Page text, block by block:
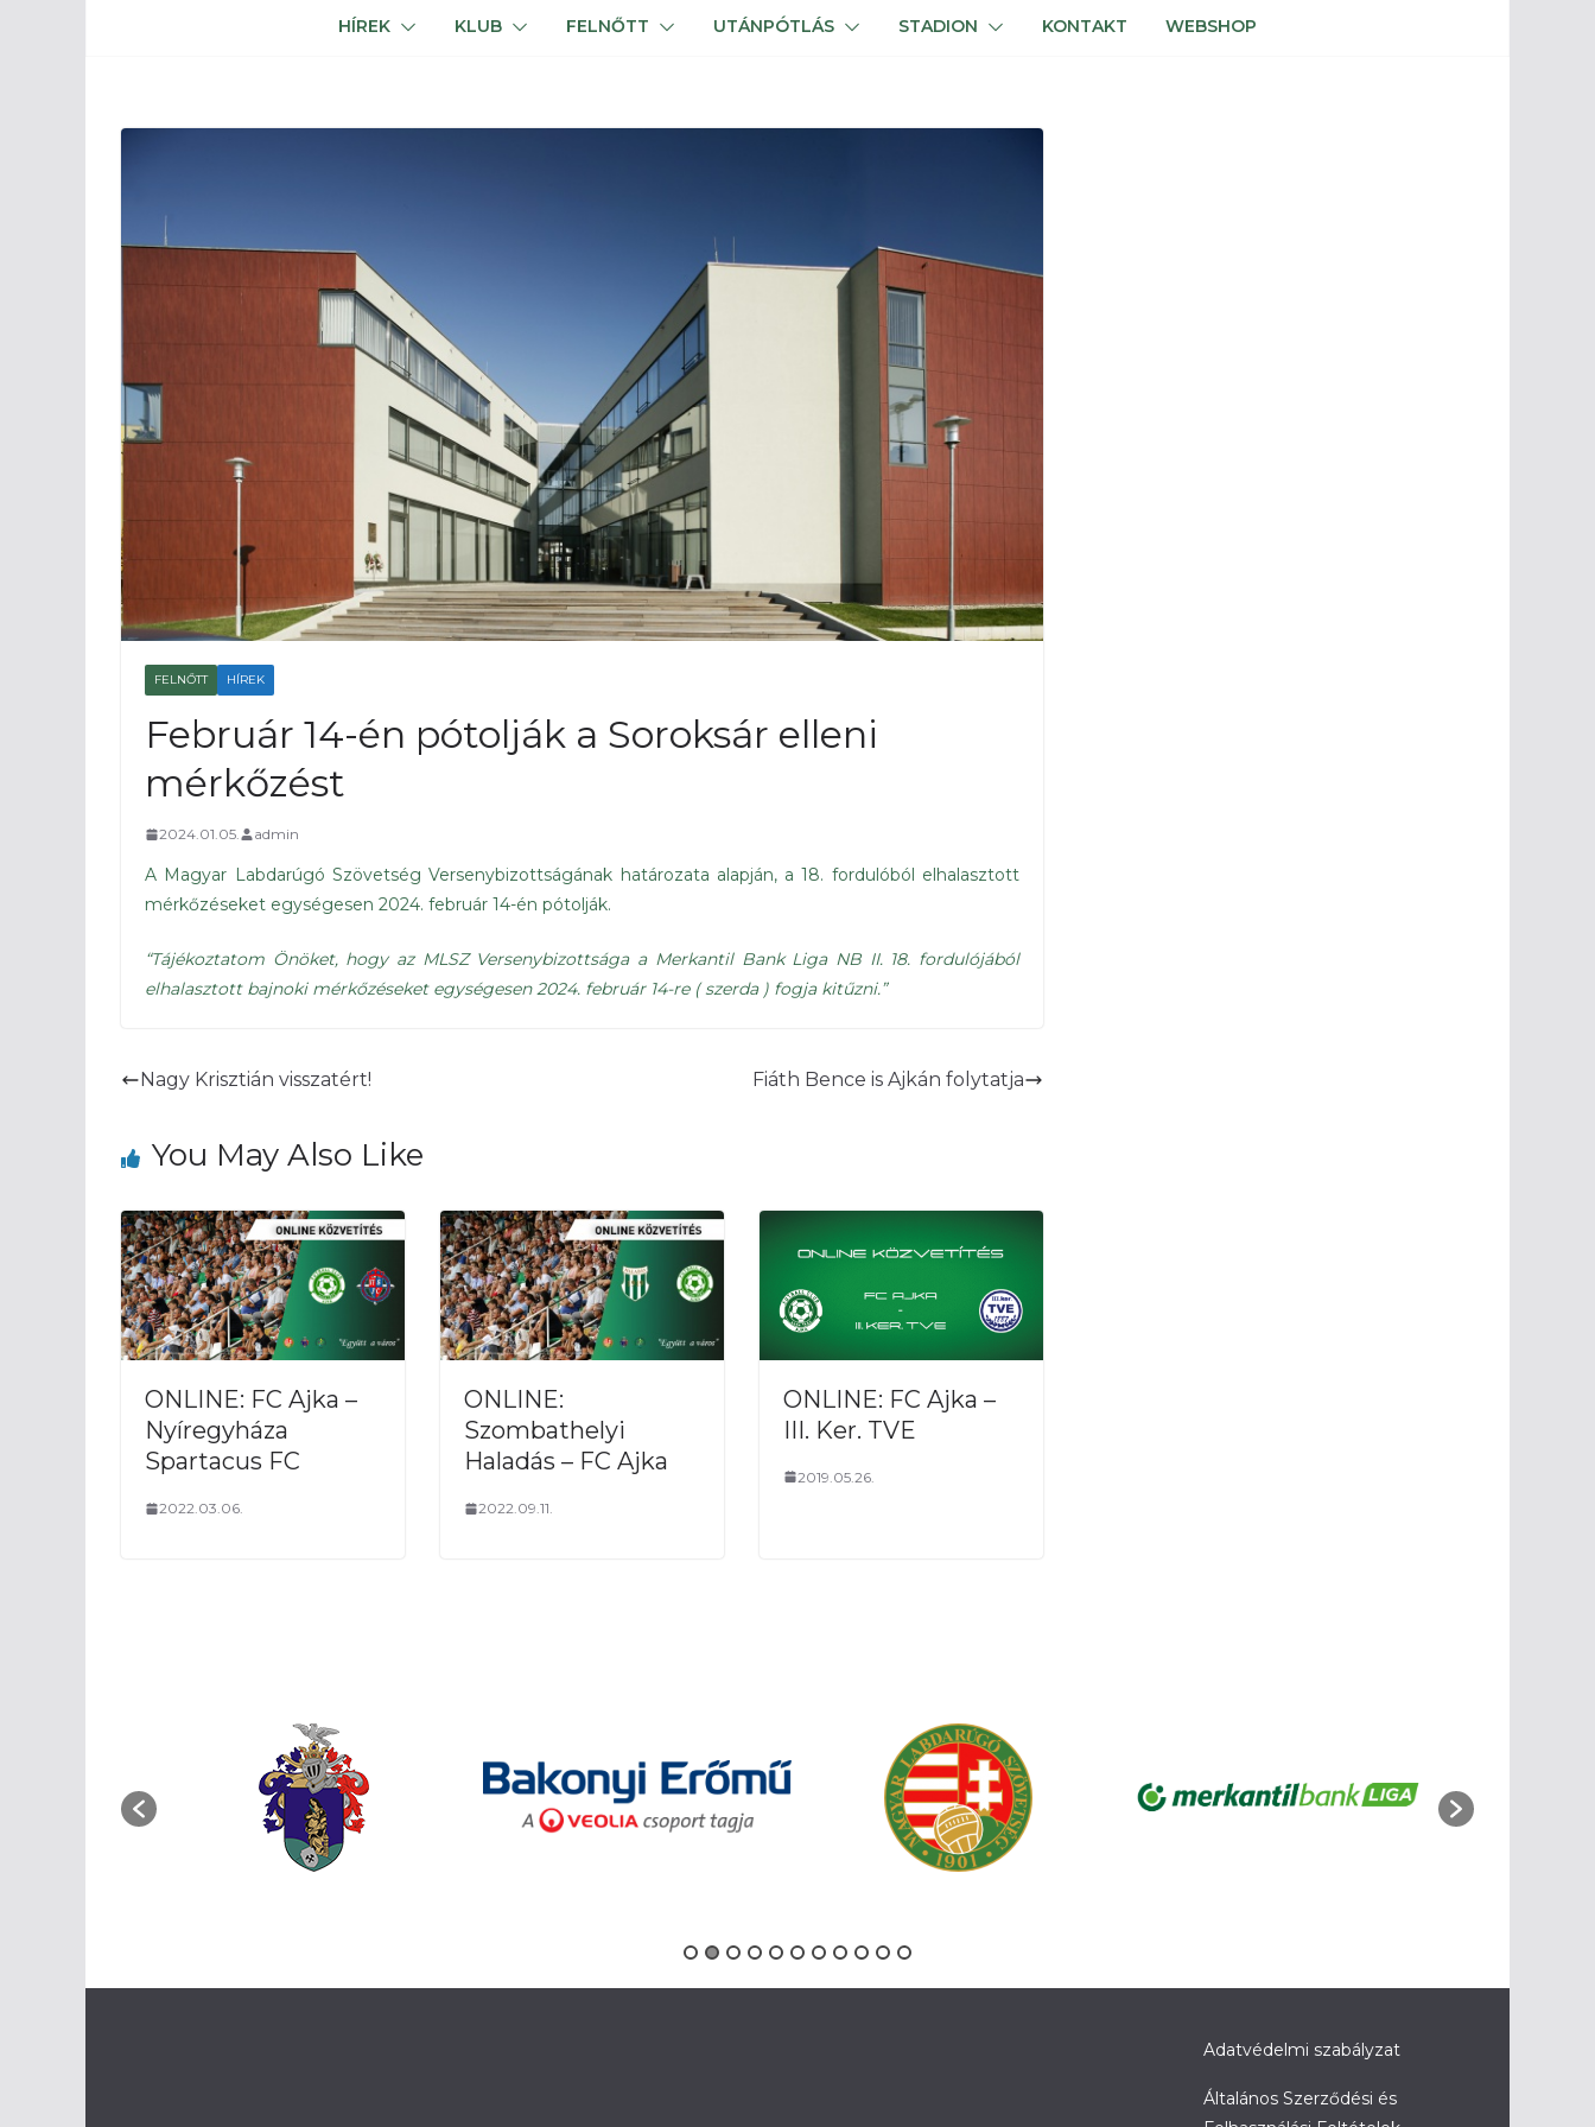
HÍREK KLUB FELNŐTT UTÁNPÓTLÁS STADION KONTAKT WEBSHOP
FELNŐTT HÍREK
Február 14-én pótolják a Soroksár elleni
mérkőzést
2024.01.05. admin
A Magyar Labdarúgó Szövetség Versenybizottságának határozata alapján, a 18. fordulóból elhalasztott
mérkőzéseket egységesen 2024. február 14-én pótolják.
“Tájékoztatom Önöket, hogy az MLSZ Versenybizottsága a Merkantil Bank Liga NB II. 18. fordulójából
elhalasztott bajnoki mérkőzéseket egységesen 2024. február 14-re ( szerda ) fogja kitűzni.”
Nagy Krisztián visszatért! Fiáth Bence is Ajkán folytatja
You May Also Like
ONLINE: FC Ajka –
Nyíregyháza
Spartacus FC
2022.03.06.
ONLINE:
Szombathelyi
Haladás – FC Ajka
2022.09.11.
ONLINE: FC Ajka –
III. Ker. TVE
2019.05.26.
Adatvédelmi szabályzat
Általános Szerződési és